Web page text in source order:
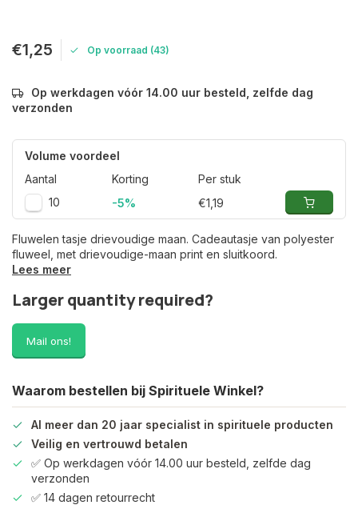
€1,25 Op voorraad (43)
Op werkdagen vóór 14.00 uur besteld, zelfde dag
verzonden
Volume voordeel
Aantal
Korting
Per stuk
10
-5% €1,19
Fluwelen tasje drievoudige maan. Cadeautasje van polyester
fluweel, met drievoudige-maan print en sluitkoord.
Lees meer
Larger quantity required?
Mail ons!
Waarom bestellen bij Spirituele Winkel?
Al meer dan 20 jaar specialist in spirituele producten
Veilig en vertrouwd betalen
✅ Op werkdagen vóór 14.00 uur besteld, zelfde dag
verzonden
✅ 14 dagen retourrecht